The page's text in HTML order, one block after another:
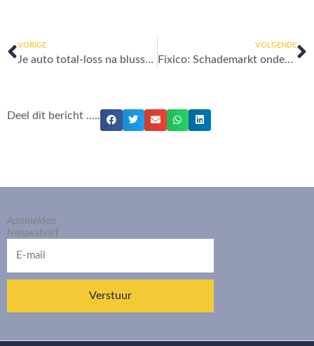
Vorige
VORIGE
Je auto total-loss na blussen met ABC-brandblusser poeder
VOLGENDE
Fixico: Schademarkt onder “Schot”
Deel dit bericht .....
Aanmelden
Nieuwsbrief
mail
Verstuur